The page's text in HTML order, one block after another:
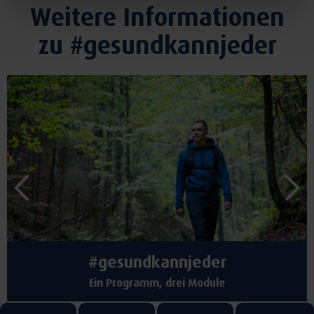
Weitere Informationen
zu #gesundkannjeder
#gesundkannjeder
Ein Programm, drei Module